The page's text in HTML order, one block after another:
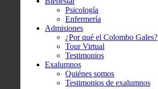
Psicología
Enfermería
Admisiones
¿Por qué el Colombo Gales?
Tour Virtual
Testimonios
Exalumnos
Quiénes somos
Testimonios de exalumnos